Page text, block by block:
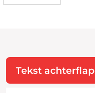
Tekst achterflap